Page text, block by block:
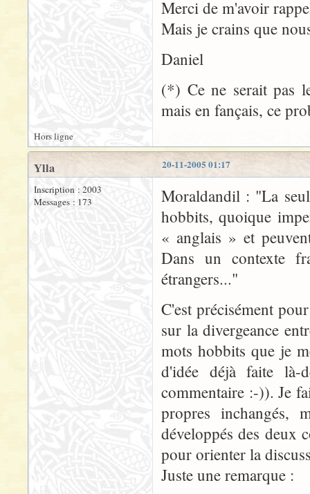
Merci de m'avoir
Mais je crains que
Daniel
(*) Ce ne serait pas
mais en fançais, ce
Hors ligne
20-11-2005 01:17
Ylla
Inscription : 2003
Messages : 173
Moraldandil : "La
hobbits, quoique
« anglais » et
Dans un contexte
étrangers..."
C'est précisément
sur la divergeance
mots hobbits que je
d'idée déjà faite là-
commentaire :-)). Je
propres inchangés,
développés des deux
pour orienter la
Juste une remarque :